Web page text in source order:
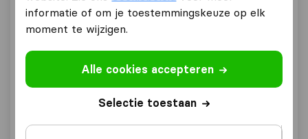
9,8
Kadi Verhuisservice
Bekijk profiel
informatie of om je toestemmingskeuze op elk
moment te wijzigen.
Alle cookies accepteren
Selectie toestaan